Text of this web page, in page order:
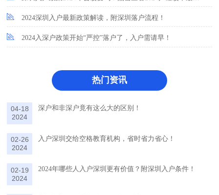
2024深圳入户最新政策解读，附深圳落户流程！
2024入深户政策开始“严控”落户了，入户需请早！
热门资讯
04-18
2024
深户和非深户竟有这么大的区别！
02-26
2024
入户深圳交给空格教育机构，省时省力省心！
02-19
2024
2024年哪些人入户深圳更有价值？附深圳入户条件！